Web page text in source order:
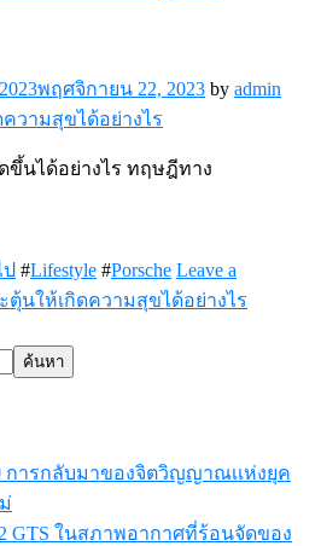
พฤศจิกายน 22, 2023 by admin
ขึ้นได้อย่างไร ทฤษฎีทาง
#Lifestyle #Porsche Leave a
ตุ้นให้เกิดความสุขได้อย่างไร
ค้นหา
การกลับมาของจิตวิญญาณเเห่งยุค
GTS ในสภาพอากาศที่ร้อนจัดของ